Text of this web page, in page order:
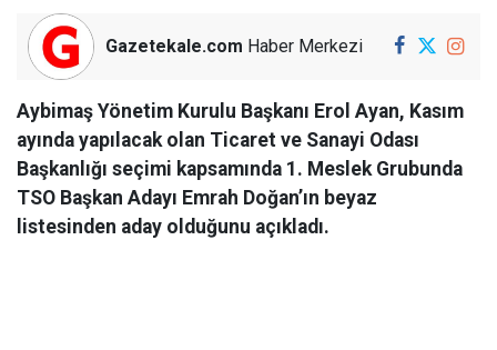
Gazetekale.com Haber Merkezi
Aybimaş Yönetim Kurulu Başkanı Erol Ayan, Kasım
ayında yapılacak olan Ticaret ve Sanayi Odası
Başkanlığı seçimi kapsamında 1. Meslek Grubunda
TSO Başkan Adayı Emrah Doğan’ın beyaz
listesinden aday olduğunu açıkladı.